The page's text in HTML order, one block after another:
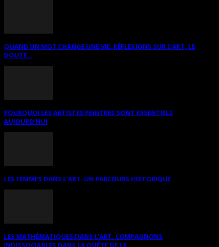
QUAND UN MOT CHANGE UNE VIE: RÉFLEXIONS SUR L’ART, LE
DOUTE...
POURQUOI LES ARTISTES PEINTRES SONT ESSENTIELS
AUJOURD’HUI
LES FEMMES DANS L’ART. UN PARCOURS HISTORIQUE
LES MATHÉMATIQUES DANS L’ART. COMPAGNONS
INDISSOCIABLES DANS LA QUÊTE DE LA...